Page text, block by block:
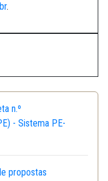
.
n.º
- Sistema PE-
propostas